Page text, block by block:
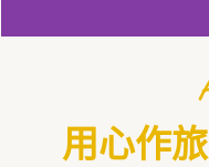
用心作